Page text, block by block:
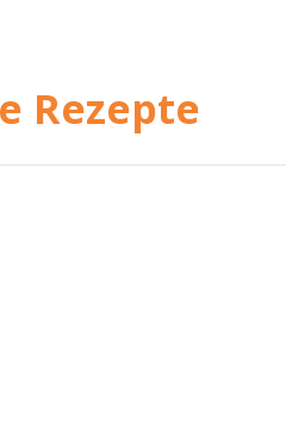
Rezepte